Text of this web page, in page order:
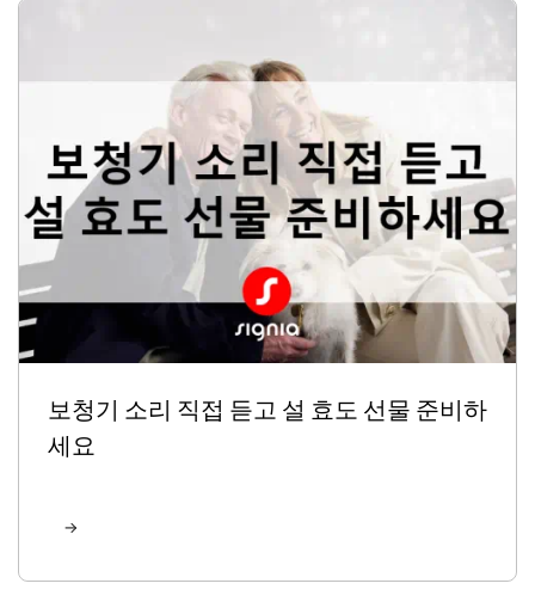
보청기 소리 직접 듣고 설 효도 선물 준비하
세요